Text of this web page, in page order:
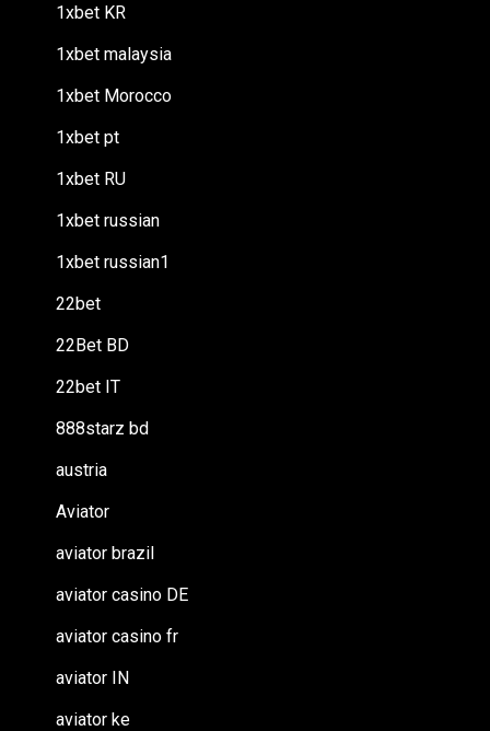
1xbet KR
1xbet malaysia
1xbet Morocco
1xbet pt
1xbet RU
1xbet russian
1xbet russian1
22bet
22Bet BD
22bet IT
888starz bd
austria
Aviator
aviator brazil
aviator casino DE
aviator casino fr
aviator IN
aviator ke